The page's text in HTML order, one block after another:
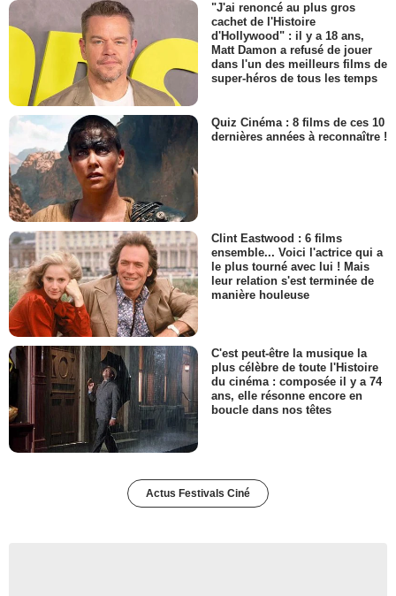
"J'ai renoncé au plus gros
cachet de l'Histoire
d'Hollywood" : il y a 18 ans,
Matt Damon a refusé de jouer
dans l'un des meilleurs films de
super-héros de tous les temps
Quiz Cinéma : 8 films de ces 10
dernières années à reconnaître !
Clint Eastwood : 6 films
ensemble... Voici l'actrice qui a
le plus tourné avec lui ! Mais
leur relation s'est terminée de
manière houleuse
C'est peut-être la musique la
plus célèbre de toute l'Histoire
du cinéma : composée il y a 74
ans, elle résonne encore en
boucle dans nos têtes
Actus Festivals Ciné